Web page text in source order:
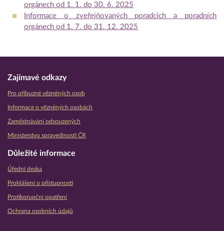
orgánech od 1. 1. do 30. 6. 2025
Informace o zveřejňovaných poradcích a poradních
orgánech od 1. 7. do 31. 12. 2025
Zajímavé odkazy
Pro příbuzné vězněných osob
Informace o vězněných osobách
Zaměstnávání odsouzených
Ministerstvo spravedlnosti ČR
Důležité informace
Úřední deska
Prohlášení o přístupnosti
Protikorupční opatření
Ochrana osobních údajů